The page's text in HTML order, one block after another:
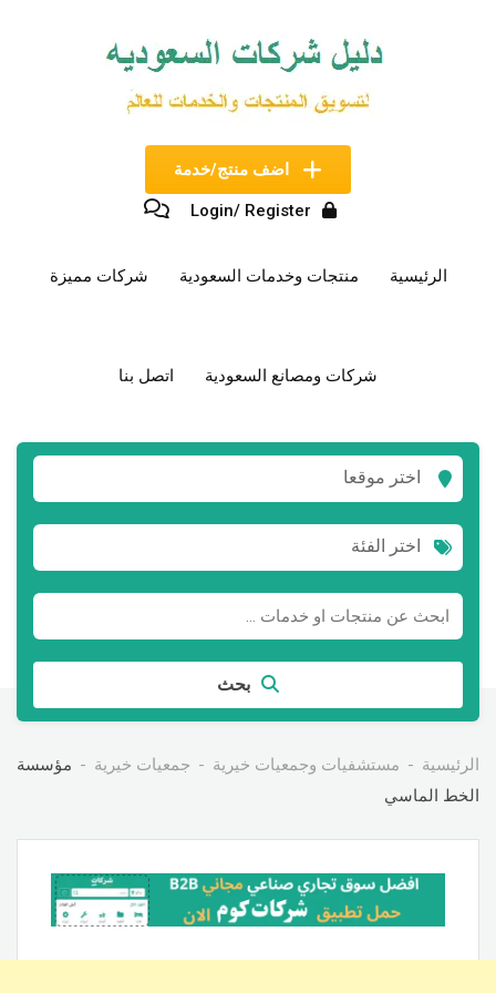
اضف منتج/خدمة
Login/ Register
الرئيسية منتجات وخدمات السعودية شركات مميزة
شركات ومصانع السعودية اتصل بنا
اختر موقعا
اختر الفئة
بحث
الرئيسية مستشفيات وجمعيات خيرية جمعيات خيرية
مؤسسة
الخط الماسي